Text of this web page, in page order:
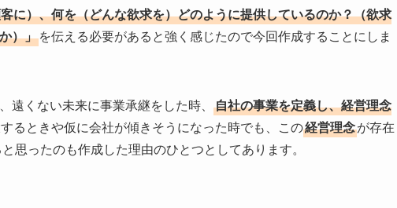
に）、何を（どんな欲求を）どのように提供しているのか？（欲求
）」を伝える必要があると強く感じたので今回作成することにしま
遠くない未来に事業承継をした時、 自社の事業を定義し、経営理念
るときや仮に会社が傾きそうになった時でも、この経営理念が存在
思ったのも作成した理由のひとつとしてあります。